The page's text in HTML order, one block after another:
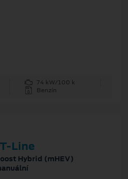
74 kW/100 k
Benzín
Line
Hybrid (mHEV)